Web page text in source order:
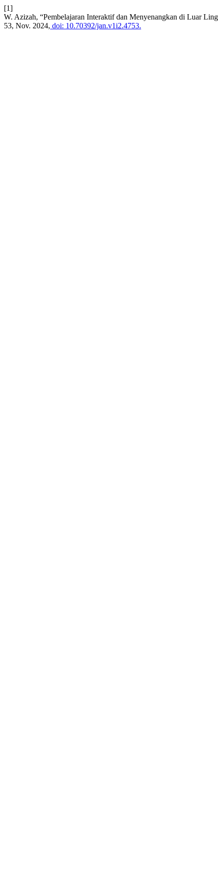
[1]
W. Azizah, “Pembelajaran Interaktif dan Menyenangkan di Luar
53, Nov. 2024, doi: 10.70392/jan.v1i2.4753.